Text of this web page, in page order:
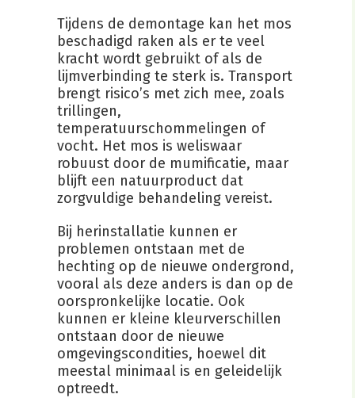
Tijdens de demontage kan het mos
beschadigd raken als er te veel
kracht wordt gebruikt of als de
lijmverbinding te sterk is. Transport
brengt risico’s met zich mee, zoals
trillingen,
temperatuurschommelingen of
vocht. Het mos is weliswaar
robuust door de mumificatie, maar
blijft een natuurproduct dat
zorgvuldige behandeling vereist.
Bij herinstallatie kunnen er
problemen ontstaan met de
hechting op de nieuwe ondergrond,
vooral als deze anders is dan op de
oorspronkelijke locatie. Ook
kunnen er kleine kleurverschillen
ontstaan door de nieuwe
omgevingscondities, hoewel dit
meestal minimaal is en geleidelijk
optreedt.